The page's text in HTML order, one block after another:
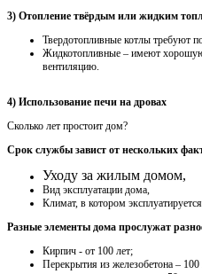
3) Отопление твёрдым или жидким
Твердотопливные котлы требуют
Жидкотопливные – имеют
вентиляцию.
4) Использование печи на дровах
Сколько лет простоит дом?
Срок службы завист от нескольких
Уходу за жилым домом,
Вид эксплуатации дома,
Климат, в котором
Разные элементы дома прослужат
Кирпич - от 100 лет;
Перекрытия из железобетона – 100